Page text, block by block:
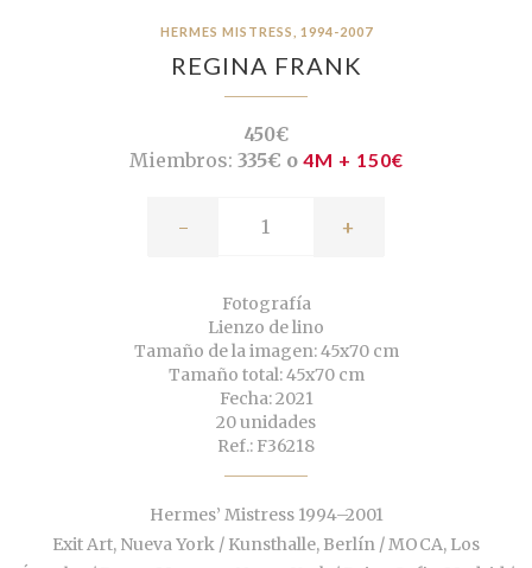
HERMES MISTRESS, 1994-2007
REGINA FRANK
450€
Miembros: 335€ o 4M + 150€
- +
Fotografía
Lienzo de lino
Tamaño de la imagen: 45x70 cm
Tamaño total: 45x70 cm
Fecha: 2021
20 unidades
Ref.: F36218
Hermes’ Mistress 1994–2001
Exit Art, Nueva York / Kunsthalle, Berlín / MOCA, Los